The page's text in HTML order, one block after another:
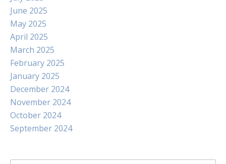
June 2025
May 2025
April 2025
March 2025
February 2025
January 2025
December 2024
November 2024
October 2024
September 2024